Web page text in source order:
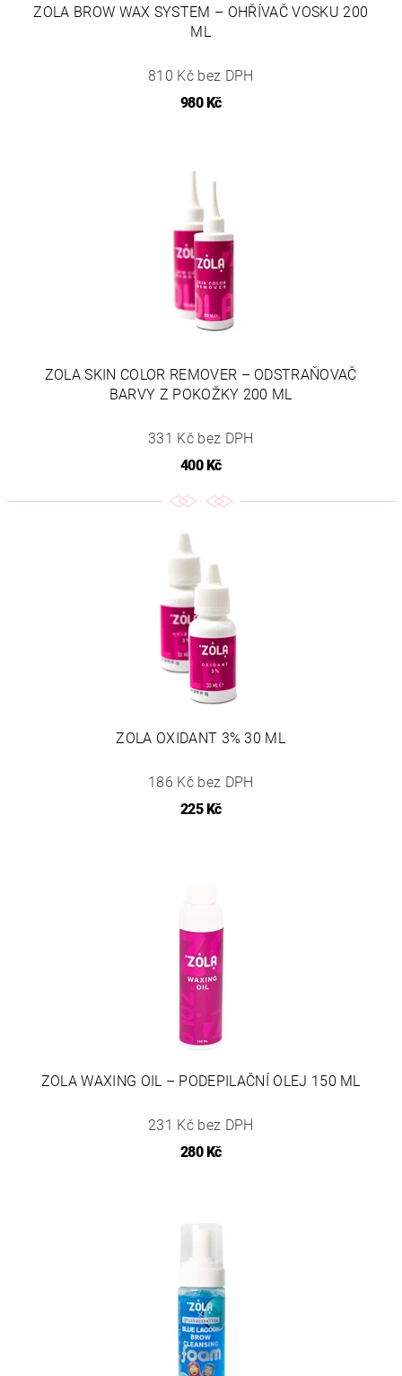
ZOLA BROW WAX SYSTEM – OHŘÍVAČ VOSKU 200
ML
810 Kč bez DPH
980 Kč
ZOLA SKIN COLOR REMOVER – ODSTRAŇOVAČ
BARVY Z POKOŽKY 200 ML
331 Kč bez DPH
400 Kč
ZOLA OXIDANT 3% 30 ML
186 Kč bez DPH
225 Kč
ZOLA WAXING OIL – PODEPILAČNÍ OLEJ 150 ML
231 Kč bez DPH
280 Kč